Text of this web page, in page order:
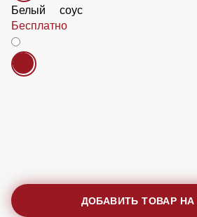
Белый соус
Бесплатно
ДОБАВИТЬ ТОВАР НА